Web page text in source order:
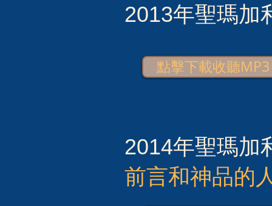
2013年聖瑪加
點擊下載收聽MP3
2014年聖瑪加
前言和神品的